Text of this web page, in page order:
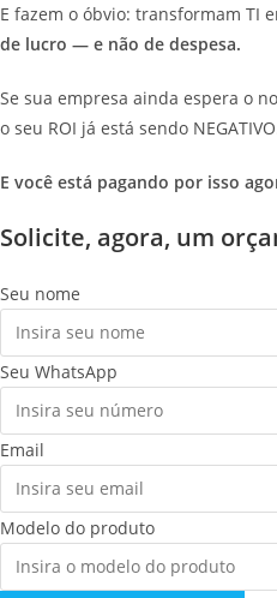
E fazem o óbvio: transformam TI
de lucro — e não de despesa.
Se sua empresa ainda espera o
o seu ROI já está sendo
E você está pagando por isso
Solicite, agora, um
Seu nome
Seu WhatsApp
Email
Modelo do produto